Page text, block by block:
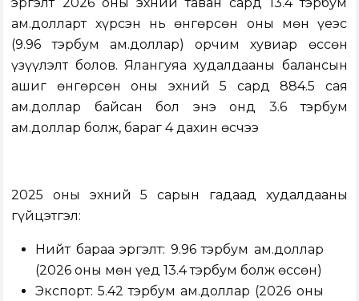
эргэлт 2026 оны эхний таван сард 13.4 тэрбум
ам.долларт хүрсэн нь өнгөрсөн оны мөн үеэс
(9.96 тэрбум ам.доллар) орчим хувиар өссөн
үзүүлэлт болов. Ялангуяа худалдааны балансын
ашиг өнгөрсөн оны эхний 5 сард 884.5 сая
ам.доллар байсан бол энэ онд 3.6 тэрбум
ам.доллар болж, бараг 4 дахин өсчээ
2025 оны эхний 5 сарын гадаад худалдааны
гүйцэтгэл:
Нийт бараа эргэлт: 9.96 тэрбум ам.доллар
(2026 оны мөн үед 13.4 тэрбум болж өссөн)
Экспорт: 5.42 тэрбум ам.доллар (2026 оны